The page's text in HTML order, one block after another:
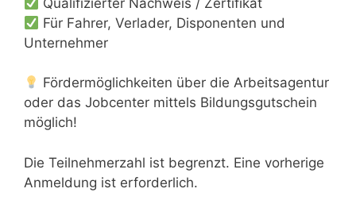
Für Fahrer, Verlader, Disponenten und
Unternehmer
Fördermöglichkeiten über die Arbeitsagentur
oder das Jobcenter mittels Bildungsgutschein
möglich!
Die Teilnehmerzahl ist begrenzt. Eine vorherige
Anmeldung ist erforderlich.